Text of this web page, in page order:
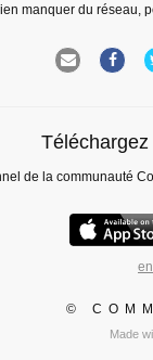
manquer du réseau,
de la communauté
©
Made